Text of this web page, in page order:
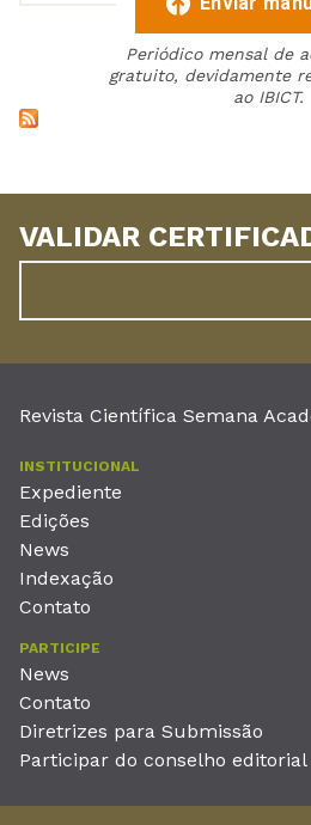
Periódico mensal de
gratuito, devidamente
ao IBICT.
VALIDAR
Revista Científica Semana
INSTITUCIONAL
Expediente
Edições
News
Indexação
Contato
PARTICIPE
News
Contato
Diretrizes para Submissão
Participar do conselho editorial